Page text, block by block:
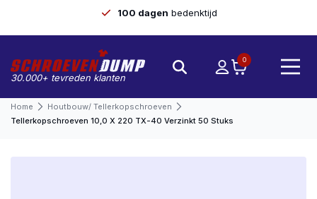
100 dagen bedenktijd
30.000+ tevreden klanten
0
Home
Houtbouw/ Tellerkopschroeven
Tellerkopschroeven 10,0 X 220 TX-40 Verzinkt 50 Stuks